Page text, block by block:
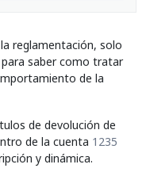
reglamentación, solo
saber como tratar
de la
de devolución de
de la cuenta 1235
y dinámica.